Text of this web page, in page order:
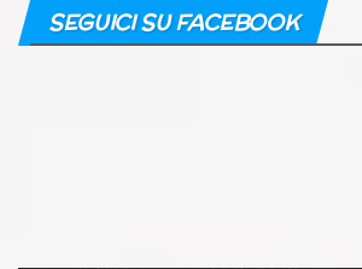
SEGUICI SU FACEBOOK